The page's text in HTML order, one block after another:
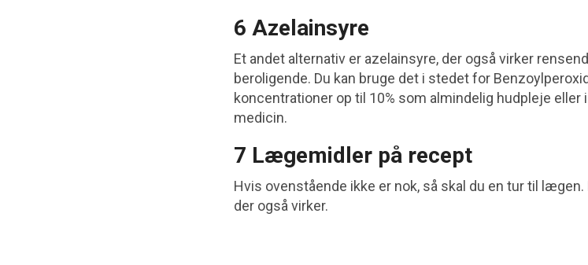
6 Azelainsyre
Et andet alternativ er azelainsyre, der også virker
beroligende. Du kan bruge det i stedet for
koncentrationer op til 10% som almindelig hudpleje
medicin.
7 Lægemidler på recept
Hvis ovenstående ikke er nok, så skal du en tur til
der også virker.